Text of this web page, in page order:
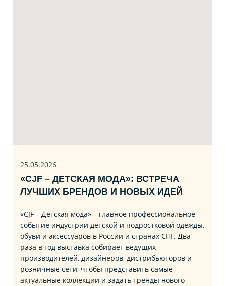
25.05.2026
«CJF – ДЕТСКАЯ МОДА»: ВСТРЕЧА
ЛУЧШИХ БРЕНДОВ И НОВЫХ ИДЕЙ
«CJF – Детская мода» – главное профессиональное
событие индустрии детской и подростковой одежды,
обуви и аксессуаров в России и странах СНГ. Два
раза в год выставка собирает ведущих
производителей, дизайнеров, дистрибьюторов и
розничные сети, чтобы представить самые
актуальные коллекции и задать тренды нового